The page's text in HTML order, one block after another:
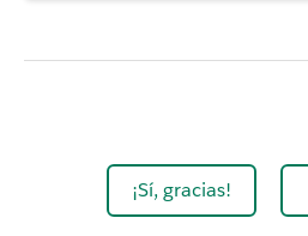
¡Sí, gracias!